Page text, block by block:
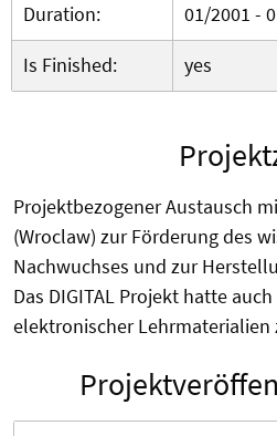
Duration:
01/2001 -
Is Finished:
yes
Projektbezogener Austausch
(Wroclaw) zur Förderung des
Nachwuchses und zur
Das DIGITAL Projekt hatte
elektronischer Lehrmaterialien